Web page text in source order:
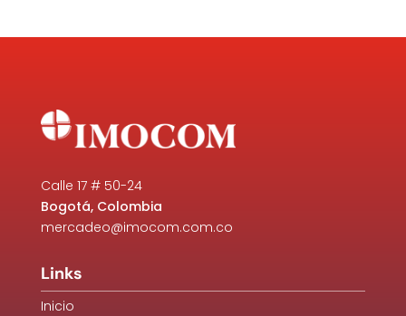
Calle 17 # 50-24
Bogotá, Colombia
mercadeo@imocom.com.co
Links
Inicio